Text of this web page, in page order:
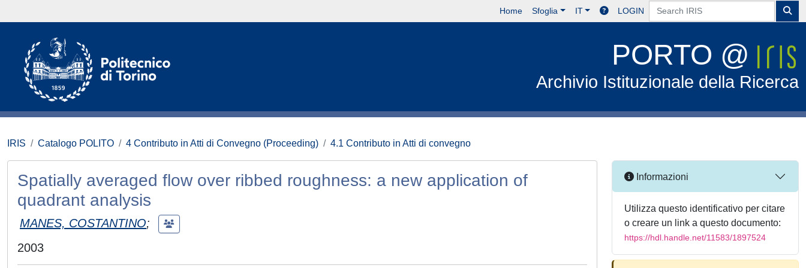
Home Sfoglia IT LOGIN
PORTO @
Archivio Istituzionale della Ricerca
IRIS Catalogo POLITO 4 Contributo in Atti di Convegno (Proceeding) 4.1 Contributo in Atti di convegno
Spatially averaged flow over ribbed roughness: a new application of
quadrant analysis
MANES, COSTANTINO;
2003
Informazioni
Utilizza questo identificativo per citare
o creare un link a questo documento:
https://hdl.handle.net/11583/1897524